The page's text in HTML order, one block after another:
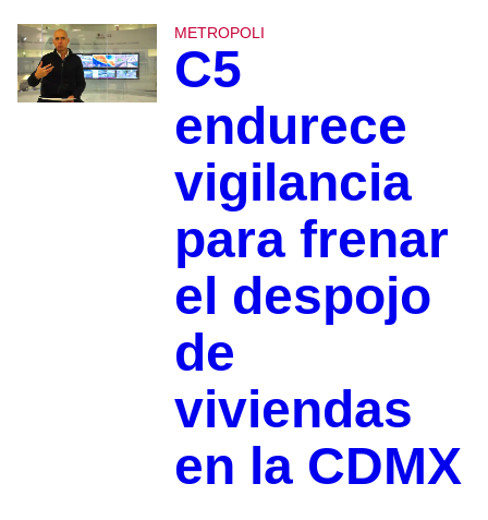
METROPOLI
C5
endurece
vigilancia
para frenar
el despojo
de
viviendas
en la CDMX